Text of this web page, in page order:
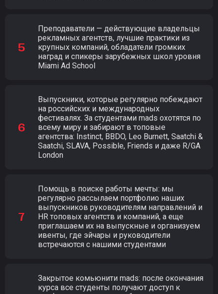
Преподаватели — действующие владельцы
рекламных агентств, лучшие практики из
крупных компаний, обладатели громких
наград и спикеры зарубежных школ уровня
Miami Ad School
Выпускники, которые регулярно побеждают
на российских и международных
фестивалях. За студентами mads охотятся по
всему миру и забирают в топовые
агентства: Instinct, BBDO, Leo Burnett, Saatchi &
Saatchi, SLAVA, Possible, Friends и даже R/GA
London
Помощь в поиске работы мечты: мы
регулярно рассылаем портфолио наших
выпускников руководителям направлений и
HR топовых агентств и компаний, а еще
приглашаем их на выпускные и организуем
ивенты, где эйчары и руководители
встречаются с нашими студентами
Закрытое комьюнити mads: после окончания
курса все студенты получают доступ к